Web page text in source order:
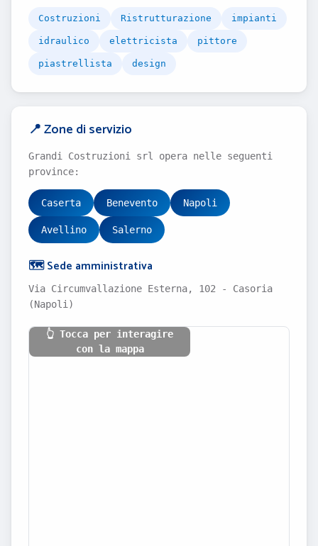
Costruzioni Ristrutturazione impianti
idraulico elettricista pittore
piastrellista design
📍 Zone di servizio
Grandi Costruzioni srl opera nelle seguenti
province:
Caserta Benevento Napoli
Avellino Salerno
🗺️ Sede amministrativa
Via Circumvallazione Esterna, 102 - Casoria
(Napoli)
👆 Tocca per interagire
con la mappa